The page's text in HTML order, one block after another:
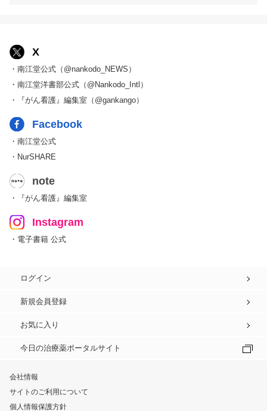
X
・南江堂公式（@nankodo_NEWS）
・南江堂洋書部公式（@Nankodo_Intl）
・『がん看護』編集室（@gankango）
Facebook
・南江堂公式
・NurSHARE
note
・『がん看護』編集室
Instagram
・電子書籍 公式
ログイン
新規会員登録
お気に入り
今日の治療薬ポータルサイト
会社情報
サイトのご利用について
個人情報保護方針